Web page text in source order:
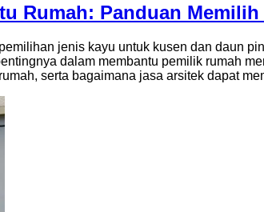
Rumah: Panduan
jenis kayu untuk kusen dan daun
dalam membantu pemilik rumah
serta bagaimana jasa arsitek dapat